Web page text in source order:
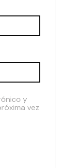
y
vez